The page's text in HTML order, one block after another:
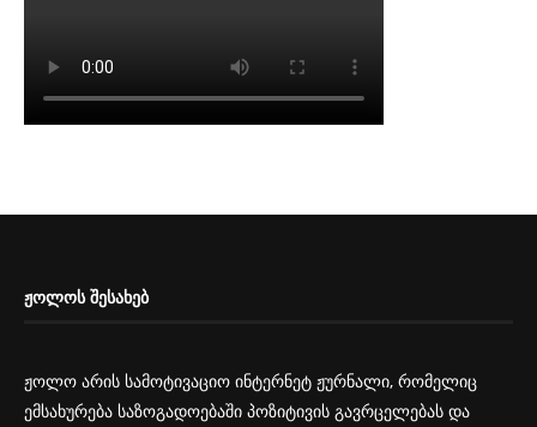
ᲟᲝᲚᲝᲡ ᲨᲔᲡᲐᲮᲔᲑ
ჟოლო არის სამოტივაციო ინტერნეტ ჟურნალი, რომელიც
ემსახურება საზოგადოებაში პოზიტივის გავრცელებას და